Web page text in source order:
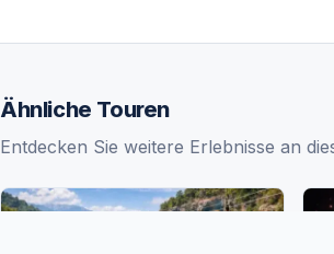
Ähnliche Touren
Entdecken Sie weitere Erlebnisse an